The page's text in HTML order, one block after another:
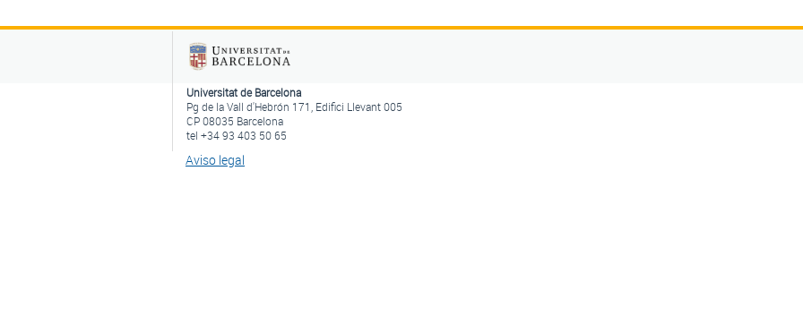
Universitat de Barcelona
Pg de la Vall d'Hebrón 171, Edifici Llevant 005
CP 08035 Barcelona
tel +34 93 403 50 65
Aviso legal